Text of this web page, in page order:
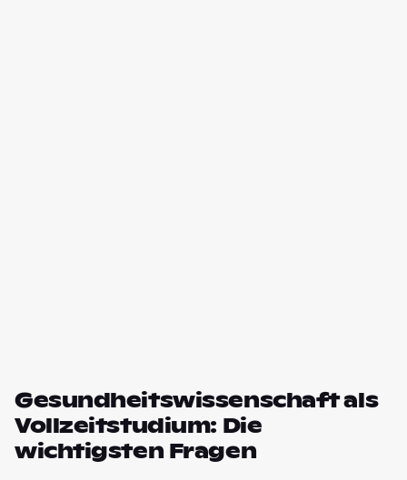
Gesundheitswissenschaft als
Vollzeitstudium: Die
wichtigsten Fragen